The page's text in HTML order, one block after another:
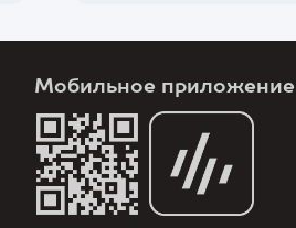
Мобильное приложение